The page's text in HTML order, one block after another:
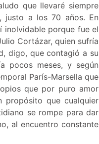
que llevaré siempre
justo a los 70 años. En
inolvidable porque fue el
Cortázar, quien sufría
digo, que contagió a su
pocos meses, y según
París-Marsella que
que por puro amor
propósito que cualquier
se rompe para dar
al encuentro constante